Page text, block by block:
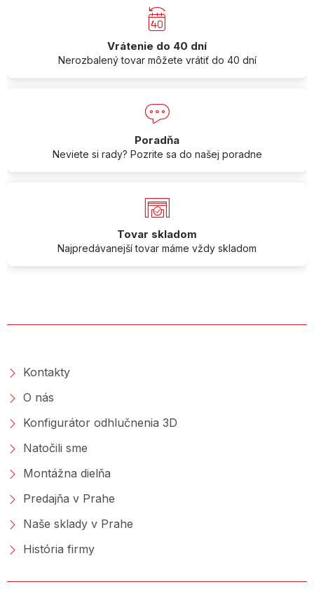
Vrátenie do 40 dní
Nerozbalený tovar môžete vrátiť do 40 dní
Poradňa
Neviete si rady? Pozrite sa do našej poradne
Tovar skladom
Najpredávanejší tovar máme vždy skladom
Kontakty
O nás
Konfigurátor odhlučnenia 3D
Natočili sme
Montážna dielňa
Predajňa v Prahe
Naše sklady v Prahe
História firmy